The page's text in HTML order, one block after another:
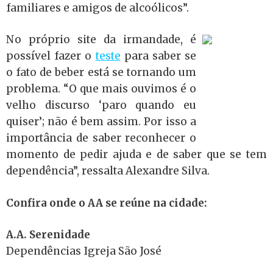
familiares e amigos de alcoólicos”.
No próprio site da irmandade, é
possível fazer oteste para saber se
o fato de beber está se tornando um
problema. “O que mais ouvimos é o
velho discurso ‘paro quando eu
quiser’; não é bem assim. Por isso a
importância de saber reconhecer o
momento de pedir ajuda e de saber que se tem
dependência”, ressalta Alexandre Silva.
Confira onde o AA se reúne na cidade:
A.A. Serenidade
Dependências Igreja São José